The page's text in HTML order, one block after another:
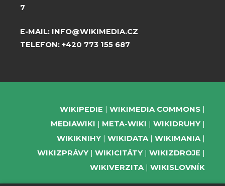
7
E-MAIL: INFO@WIKIMEDIA.CZ
TELEFON: +420 773 155 687
WIKIPEDIE
WIKIMEDIA COMMONS
MEDIAWIKI
META-WIKI
WIKIDRUHY
WIKIKNIHY
WIKIDATA
WIKIMANIA
WIKIZPRÁVY
WIKICITÁTY
WIKIZDROJE
WIKIVERZITA
WIKISLOVNÍK